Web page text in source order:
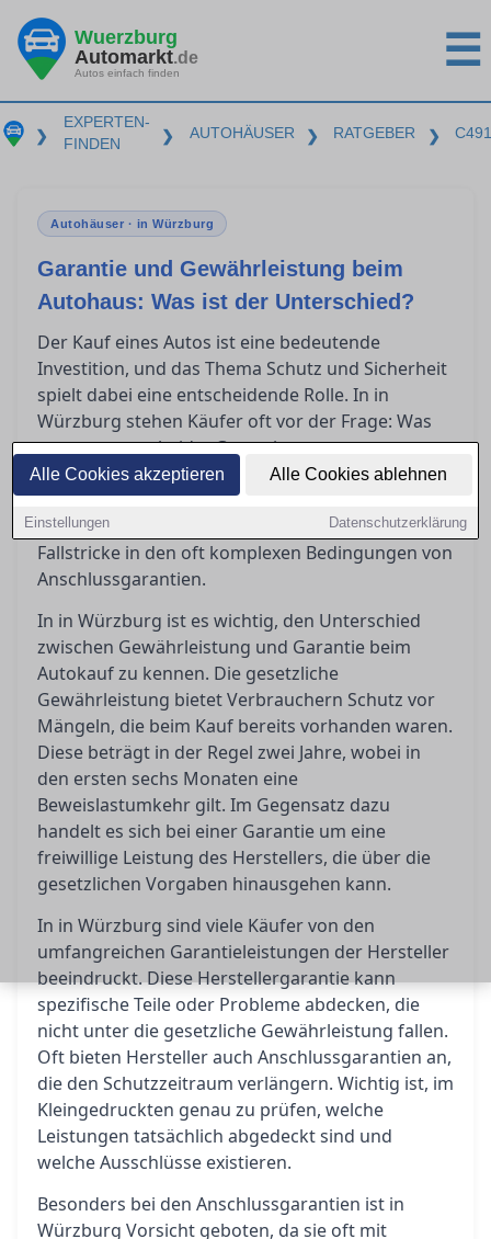
Alle Cookies akzeptieren Alle Cookies ablehnen
Einstellungen Datenschutzerklärung
Wuerzburg
Automarkt.de
Autos einfach finden ☰
❯
EXPERTEN-
FINDEN
❯ AUTOHÄUSER ❯ RATGEBER ❯
Autohäuser · in Würzburg
Garantie und Gewährleistung beim
Autohaus: Was ist der Unterschied?
Der Kauf eines Autos ist eine bedeutende
Investition, und das Thema Schutz und Sicherheit
spielt dabei eine entscheidende Rolle. In in
Würzburg stehen Käufer oft vor der Frage: Was
genau unterscheidet Garantie von
Gewährleistung? Dieser Artikel bietet klare
Orientierung, indem er die gesetzlichen und
vertraglichen Regelungen beleuchtet, sowie die
Fallstricke in den oft komplexen Bedingungen von
Anschlussgarantien.
In in Würzburg ist es wichtig, den Unterschied
zwischen Gewährleistung und Garantie beim
Autokauf zu kennen. Die gesetzliche
Gewährleistung bietet Verbrauchern Schutz vor
Mängeln, die beim Kauf bereits vorhanden waren.
Diese beträgt in der Regel zwei Jahre, wobei in
den ersten sechs Monaten eine
Beweislastumkehr gilt. Im Gegensatz dazu
handelt es sich bei einer Garantie um eine
freiwillige Leistung des Herstellers, die über die
gesetzlichen Vorgaben hinausgehen kann.
In in Würzburg sind viele Käufer von den
umfangreichen Garantieleistungen der Hersteller
beeindruckt. Diese Herstellergarantie kann
spezifische Teile oder Probleme abdecken, die
nicht unter die gesetzliche Gewährleistung fallen.
Oft bieten Hersteller auch Anschlussgarantien an,
die den Schutzzeitraum verlängern. Wichtig ist, im
Kleingedruckten genau zu prüfen, welche
Leistungen tatsächlich abgedeckt sind und
welche Ausschlüsse existieren.
Besonders bei den Anschlussgarantien ist in
Würzburg Vorsicht geboten, da sie oft mit